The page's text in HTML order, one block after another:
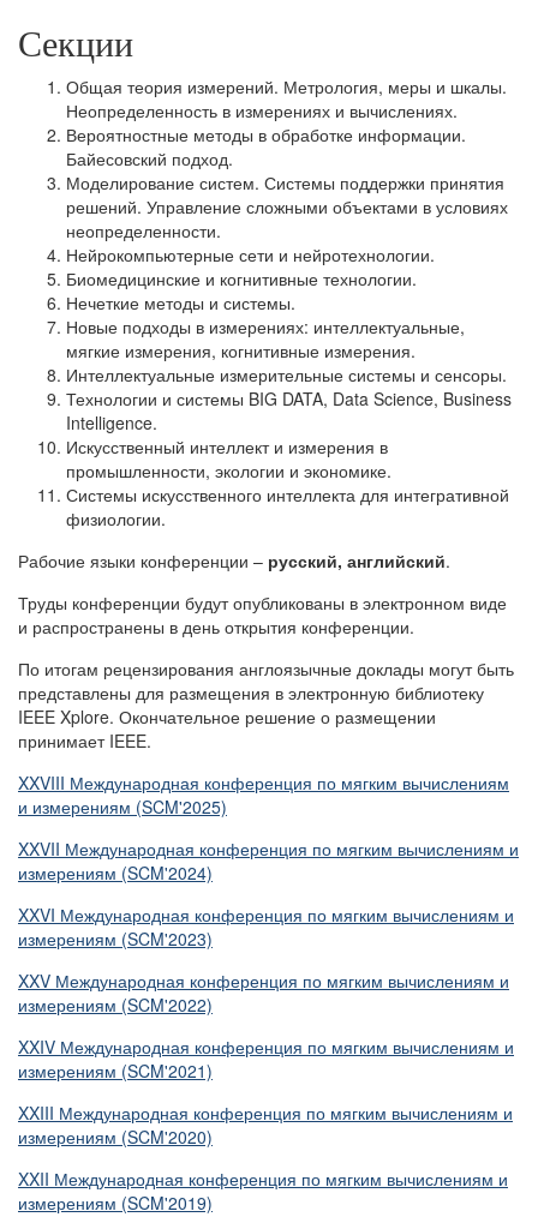
Секции
Общая теория измерений. Метрология, меры и шкалы.
Неопределенность в измерениях и вычислениях.
Вероятностные методы в обработке информации.
Байесовский подход.
Моделирование систем. Системы поддержки принятия
решений. Управление сложными объектами в условиях
неопределенности.
Нейрокомпьютерные сети и нейротехнологии.
Биомедицинские и когнитивные технологии.
Нечеткие методы и системы.
Новые подходы в измерениях: интеллектуальные,
мягкие измерения, когнитивные измерения.
Интеллектуальные измерительные системы и сенсоры.
Технологии и системы BIG DATA, Data Science, Business
Intelligence.
Искусственный интеллект и измерения в
промышленности, экологии и экономике.
Системы искусственного интеллекта для интегративной
физиологии.
Рабочие языки конференции – русский, английский.
Труды конференции будут опубликованы в электронном виде
и распространены в день открытия конференции.
По итогам рецензирования англоязычные доклады могут быть
представлены для размещения в электронную библиотеку
IEEE Xplore. Окончательное решение о размещении
принимает IEEE.
XXVIII Международная конференция по мягким вычислениям
и измерениям (SCM'2025)
XXVII Международная конференция по мягким вычислениям и
измерениям (SCM'2024)
XXVI Международная конференция по мягким вычислениям и
измерениям (SCM'2023)
XXV Международная конференция по мягким вычислениям и
измерениям (SCM'2022)
XXIV Международная конференция по мягким вычислениям и
измерениям (SCM'2021)
XXIII Международная конференция по мягким вычислениям и
измерениям (SCM'2020)
XXII Международная конференция по мягким вычислениям и
измерениям (SCM'2019)